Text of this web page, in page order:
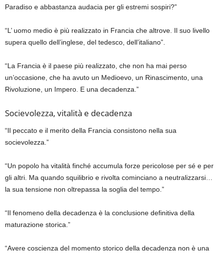
Paradiso e abbastanza audacia per gli estremi sospiri?”
“L’ uomo medio è più realizzato in Francia che altrove. Il suo livello
supera quello dell’inglese, del tedesco, dell’italiano”.
“La Francia è il paese più realizzato, che non ha mai perso
un’occasione, che ha avuto un Medioevo, un Rinascimento, una
Rivoluzione, un Impero. E una decadenza.”
Socievolezza, vitalità e decadenza
“Il peccato e il merito della Francia consistono nella sua
socievolezza.”
“Un popolo ha vitalità finché accumula forze pericolose per sé e per
gli altri. Ma quando squilibrio e rivolta cominciano a neutralizzarsi…
la sua tensione non oltrepassa la soglia del tempo.”
“Il fenomeno della decadenza è la conclusione definitiva della
maturazione storica.”
“Avere coscienza del momento storico della decadenza non è una